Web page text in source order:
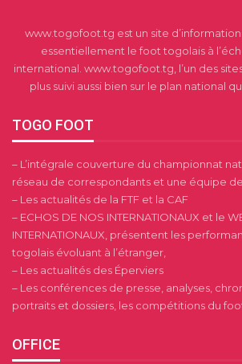
www.togofoot.tg est un site
essentiellement le foot togolais à
international. www.togofoot.tg, l’un des
plus suivi aussi bien sur le plan national
TOGO FOOT
– L’intégrale couverture du championnat
réseau de correspondants et une équipe
– Les actualités de la FTF et la CAF
– ECHOS DE NOS INTERNATIONAUX et le
INTERNATIONAUX, présentent les
togolais évoluant à l’étranger,
– Les actualités des Éperviers
– Les conférences de presse, analyses,
portraits et dossiers, les compétitions du
OFFICE